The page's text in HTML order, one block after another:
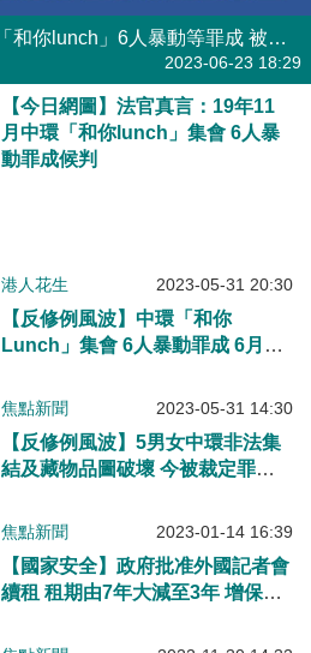
【反修例風波】參與中環「和你lunch」6人暴動等罪成 被判囚4年至4年1個月
2023-06-23 18:29
【今日網圖】法官真言：19年11
月中環「和你lunch」集會 6人暴
動罪成候判
港人花生 2023-05-31 20:30
【反修例風波】中環「和你
Lunch」集會 6人暴動罪成 6月23
焦點新聞 2023-05-31 14:30
【反修例風波】5男女中環非法集
結及藏物品圖破壞 今被裁定罪成
焦點新聞 2023-01-14 16:39
【國家安全】政府批准外國記者會
續租 租期由7年大減至3年 增保障